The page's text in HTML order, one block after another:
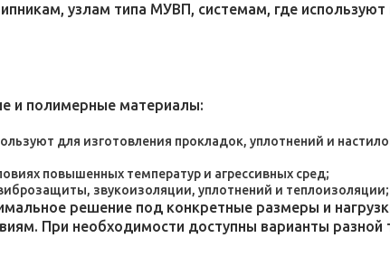
узлам типа МУВП, системам, где используют
и полимерные материалы:
для изготовления прокладок, уплотнений и
повышенных температур и агрессивных сред;
звукоизоляции, уплотнений и теплоизоляции;
решение под конкретные размеры и
При необходимости доступны варианты